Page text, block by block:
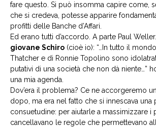
fare questo. Si può insomma capire come,
che si credeva, potesse apparire
profitti delle Banche d’Affari.
Ed erano tutti d’accordo. A parte Paul
giovane Schiro (cioè io): “…In tutto il
Thatcher e di Ronnie Topolino sono
putativi di una società che non dà niente…”
una mia agenda.
Dov’era il problema? Ce ne accorgeremo
dopo, ma era nel fatto che si innescava una
consuetudine: per aiutarle a massimizzare i
cancellavano le regole che permettevano